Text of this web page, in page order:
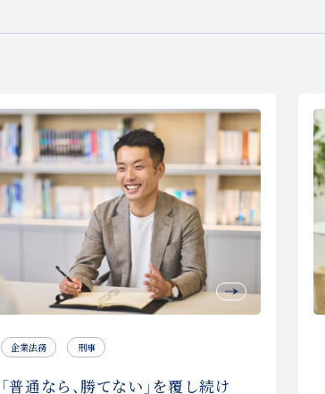
企業法務 刑事
「普通なら、勝てない」を覆し続け